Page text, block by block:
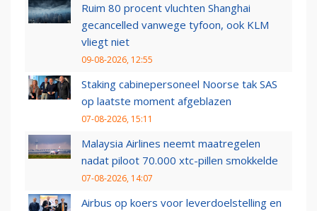
Ruim 80 procent vluchten Shanghai
gecancelled vanwege tyfoon, ook KLM
vliegt niet
09-08-2026, 12:55
Staking cabinepersoneel Noorse tak SAS
op laatste moment afgeblazen
07-08-2026, 15:11
Malaysia Airlines neemt maatregelen
nadat piloot 70.000 xtc-pillen smokkelde
07-08-2026, 14:07
Airbus op koers voor leverdoelstelling en